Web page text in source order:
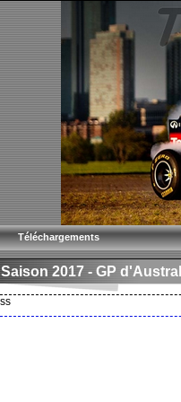
Téléchargements
Saison 2017 - GP